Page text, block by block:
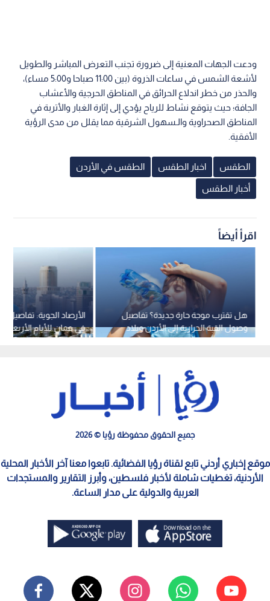
ودعت الجهات المعنية إلى ضرورة تجنب التعرض المباشر والطويل
لأشعة الشمس في ساعات الذروة (بين 11:00 صباحا و5:00 مساء)،
والحذر من خطر اندلاع الحرائق في المناطق الحرجية والأعشاب
الجافة؛ حيث يتوقع نشاط للرياح يؤدي إلى إثارة الغبار والأتربة في
المناطق الصحراوية والـسهول الشرقية مما يقلل من مدى الرؤية
الأفقية.
الطقس اخبار الطقس الطقس في الأردن
أخبار الطقس
اقرأ أيضاً
الأرصاد الجوية:
في عمان للأيام الأربعة
هل تقترب موجة حارة جديدة؟ تفاصيل
وصول القبة الحرارية إلى الأردن وبلاد
الشام
جميع الحقوق محفوظة رؤيا © 2026
موقع إخباري أردني تابع لقناة رؤيا الفضائية. تابعوا معنا آخر الأخبار المحلية
الأردنية، تغطيات شاملة لأخبار فلسطين، وأبرز التقارير والمستجدات
العربية والدولية على مدار الساعة.